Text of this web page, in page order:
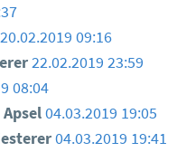
20.02.2019 09:16
22.02.2019 23:59
08:04
04.03.2019 19:05
04.03.2019 19:41